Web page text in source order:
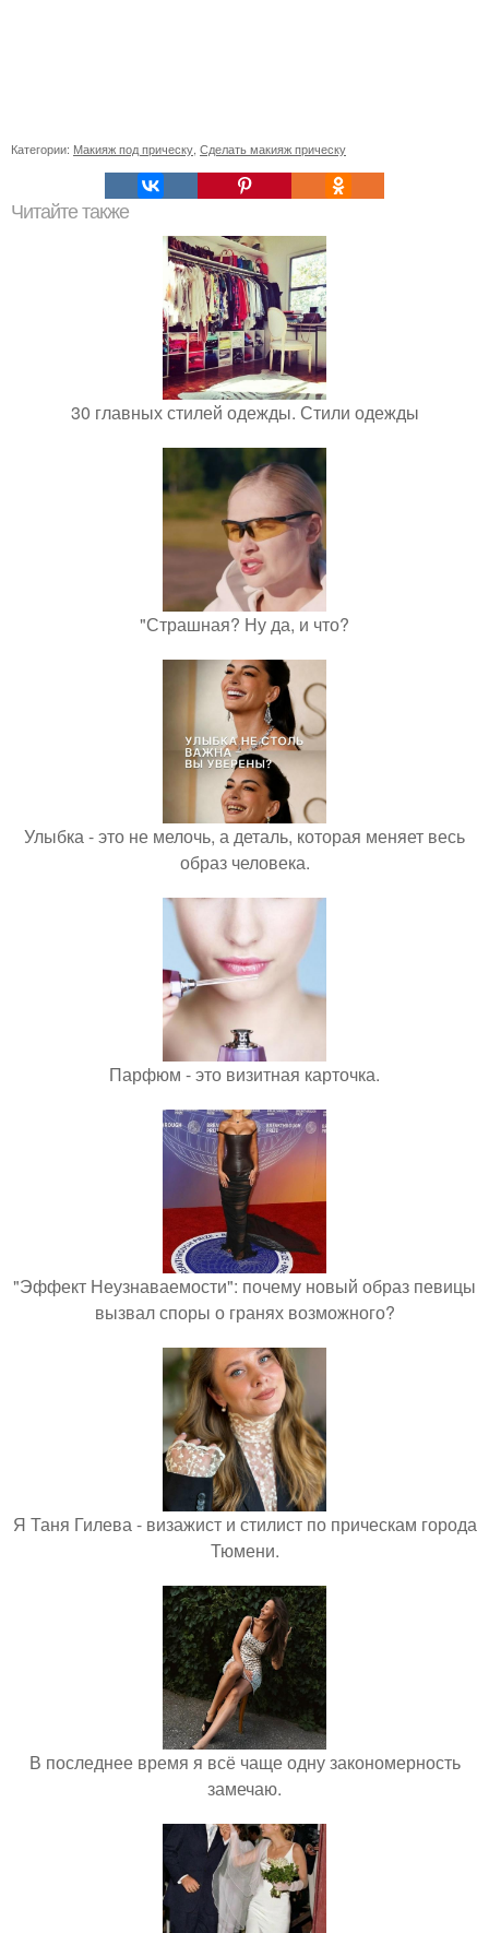
Категории: Макияж под прическу Сделать макияж прическу
Читайте также
30 главных стилей одежды. Стили одежды
"Страшная? Ну да, и что?
Улыбка - это не мелочь, а деталь, которая меняет весь
образ человека.
Парфюм - это визитная карточка.
"Эффект Неузнаваемости": почему новый образ певицы
вызвал споры о гранях возможного?
Я Таня Гилева - визажист и стилист по прическам города
Тюмени.
В последнее время я всё чаще одну закономерность
замечаю.